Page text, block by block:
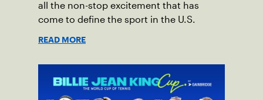
all the non-stop excitement that has
come to define the sport in the U.S.
READ MORE